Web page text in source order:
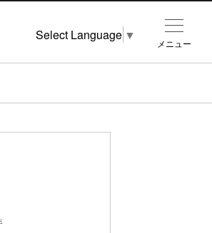
メニュー
Select Language ▼